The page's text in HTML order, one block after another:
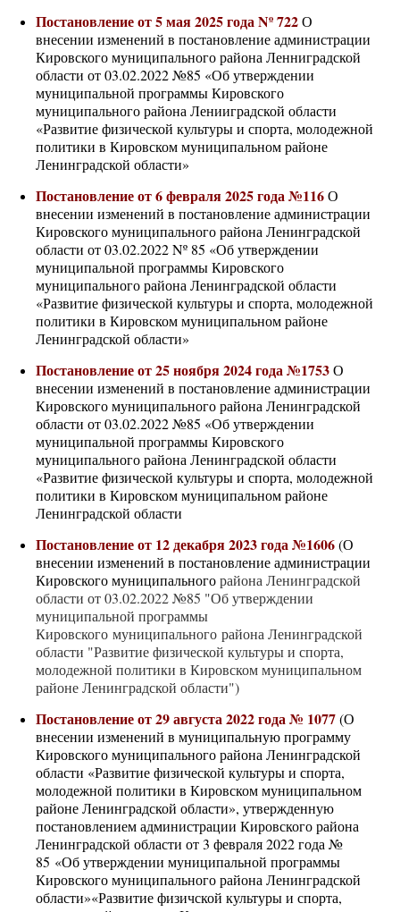
Постановление от 5 мая 2025 года Nº 722О
внесении изменений в постановление администрации
Кировского муниципального района Ленниградской
области от 03.02.2022 №85 «Об утверждении
муниципальной программы Кировского
муниципального района Ленииградской области
«Развитие физической культуры и спорта, молодежной
политики в Кировском муниципальном районе
Ленинградской области»
Постановление от 6 февраля 2025 года №116О
внесении изменений в постановление администрации
Кировского муниципального района Ленинградской
области от 03.02.2022 Nº 85 «Об утверждении
муниципальной программы Кировского
муниципального района Ленинградской области
«Развитие физической культуры и спорта, молодежной
политики в Кировском муниципальном районе
Ленинградской области»
Постановление от 25 ноября 2024 года №1753О
внесении изменений в постановление администрации
Кировского муниципального района Ленинградской
области от 03.02.2022 №85 «Об утверждении
муниципальной программы Кировского
муниципального района Ленинградской области
«Развитие физической культуры и спорта, молодежной
политики в Кировском муниципальном районе
Ленинградской области
Постановление от 12 декабря 2023 года №1606(О
внесении изменений в постановление администрации
Кировского муниципальногорайона Ленинградской
области от 03.02.2022 №85 "Об утверждении
муниципальной программы
Кировского муниципального района Ленинградской
области "Развитие физической культуры и спорта,
молодежной политики в Кировском муниципальном
районе Ленинградской области")
Постановление от 29 августа 2022 года № 1077(О
внесении изменений в муниципальную программу
Кировского муниципального района Ленинградской
области «Развитие физической культуры и спорта,
молодежной политики в Кировском муниципальном
районе Ленинградской области», утвержденную
постановлением администрации Кировского района
Ленинградской области от 3 февраля 2022 года №
85 «Об утверждении муниципальной программы
Кировского муниципального района Ленинградской
области»«Развитие физичской культуры и спорта,